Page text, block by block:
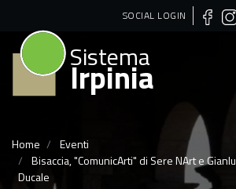
Salta
SOCIAL LOGIN
Sistema
Irpinia
Home
Eventi
Bisaccia, "ComunicArti" di Sere NArt e
Ducale